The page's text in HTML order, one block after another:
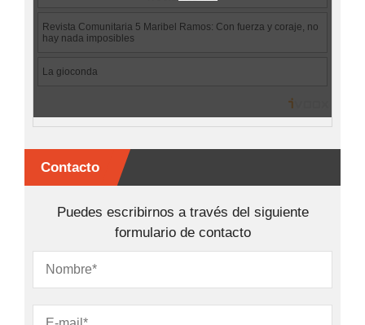
Contacto
Puedes escribirnos a través del siguiente
formulario de contacto